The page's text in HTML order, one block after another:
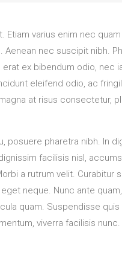
Etiam varius enim nec
nec suscipit nibh.
ex bibendum odio, nec
eleifend odio, ac
at risus consectetur,
posuere pharetra nibh. In
facilisis nisl,
a rutrum velit.
neque. Nunc ante
quam. Suspendisse
viverra facilisis